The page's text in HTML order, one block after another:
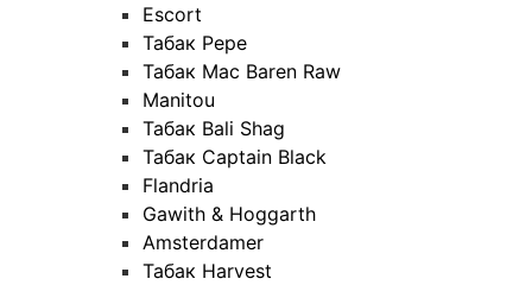
Escort
Табак Pepe
Табак Mac Baren Raw
Manitou
Табак Bali Shag
Табак Captain Black
Flandria
Gawith & Hoggarth
Amsterdamer
Табак Harvest